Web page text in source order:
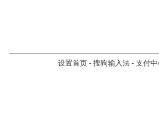
设置首页 - 搜狗输入法 - 支付